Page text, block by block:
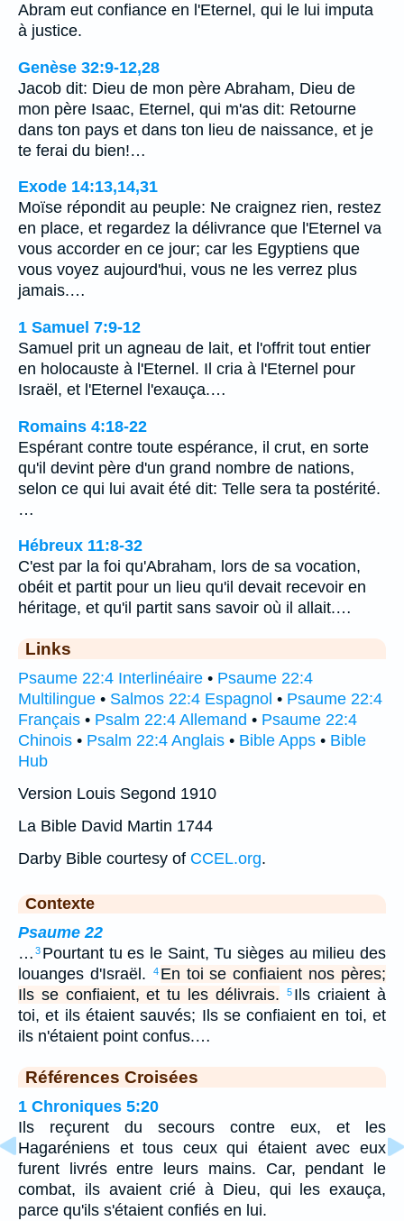
Abram eut confiance en l'Eternel, qui le lui imputa
à justice.
Genèse 32:9-12,28
Jacob dit: Dieu de mon père Abraham, Dieu de
mon père Isaac, Eternel, qui m'as dit: Retourne
dans ton pays et dans ton lieu de naissance, et je
te ferai du bien!…
Exode 14:13,14,31
Moïse répondit au peuple: Ne craignez rien, restez
en place, et regardez la délivrance que l'Eternel va
vous accorder en ce jour; car les Egyptiens que
vous voyez aujourd'hui, vous ne les verrez plus
jamais.…
1 Samuel 7:9-12
Samuel prit un agneau de lait, et l'offrit tout entier
en holocauste à l'Eternel. Il cria à l'Eternel pour
Israël, et l'Eternel l'exauça.…
Romains 4:18-22
Espérant contre toute espérance, il crut, en sorte
qu'il devint père d'un grand nombre de nations,
selon ce qui lui avait été dit: Telle sera ta postérité.
…
Hébreux 11:8-32
C'est par la foi qu'Abraham, lors de sa vocation,
obéit et partit pour un lieu qu'il devait recevoir en
héritage, et qu'il partit sans savoir où il allait.…
Links
Psaume 22:4 Interlinéaire • Psaume 22:4
Multilingue • Salmos 22:4 Espagnol • Psaume 22:4
Français • Psalm 22:4 Allemand • Psaume 22:4
Chinois • Psalm 22:4 Anglais • Bible Apps • Bible
Hub
Version Louis Segond 1910
La Bible David Martin 1744
Darby Bible courtesy of CCEL.org.
Contexte
Psaume 22
… 3 Pourtant tu es le Saint, Tu sièges au milieu des
louanges d'Israël.
4 En toi se confiaient nos pères;
Ils se confiaient, et tu les délivrais.
5 Ils criaient à
toi, et ils étaient sauvés; Ils se confiaient en toi, et
ils n'étaient point confus.…
Références Croisées
1 Chroniques 5:20
Ils reçurent du secours contre eux, et les
Hagaréniens et tous ceux qui étaient avec eux
furent livrés entre leurs mains. Car, pendant le
combat, ils avaient crié à Dieu, qui les exauça,
parce qu'ils s'étaient confiés en lui.